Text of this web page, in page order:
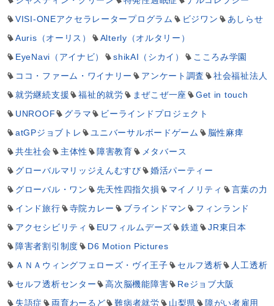
VISI-ONEアクセラレータープログラム
ビジワン
あしらせ
Auris（オーリス）
Alterly（オルタリー）
EyeNavi（アイナビ）
shikAI（シカイ）
こころみ学園
ココ・ファーム・ワイナリー
アンケート調査
社会福祉法人
就労継続支援
福祉的就労 まぜこぜ一座
Get in touch
UNROOF
グラマ
ビーラインドプロジェクト
atGPジョブトレ
ユニバーサルボードゲーム
脳性麻痺
共生社会
主体性 障害教育
メタバース
グローバルマリッジえんむすび
婚活パーティー
グローバル・ワン
先天性四指欠損 マイノリティ
言葉の力
インド旅行
寺院カレー ブラインドマン
フィンランド
アクセシビリティ
EUフィルムデーズ 鉄道
JR東日本
障害者割引制度
D6 Motion Pictures
ＡＮＡウィングフェローズ・ヴイ王子
セルフ透析
人工透析
セルフ透析センター
高次脳機能障害
Reジョブ大阪
失語症
両育わーるど 難病者就労 山梨県
障がい者雇用